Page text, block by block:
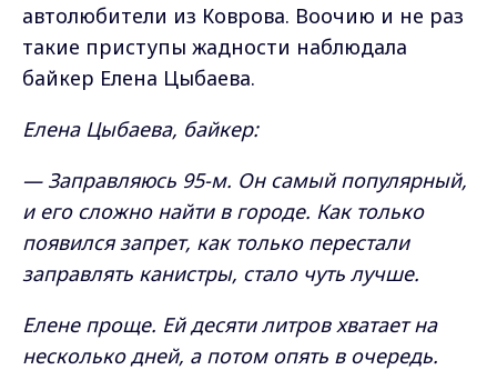
автолюбители из Коврова. Воочию и не раз
такие приступы жадности наблюдала
байкер Елена Цыбаева.
Елена Цыбаева, байкер:
— Заправляюсь 95-м. Он самый популярный,
и его сложно найти в городе. Как только
появился запрет, как только перестали
заправлять канистры, стало чуть лучше.
Елене проще. Ей десяти литров хватает на
несколько дней, а потом опять в очередь.